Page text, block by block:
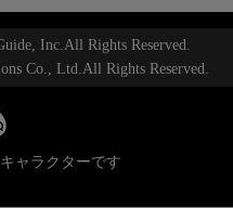
Inc.All Rights Reserved.
Co., Ltd.All Rights Reserved.
ャラクターです